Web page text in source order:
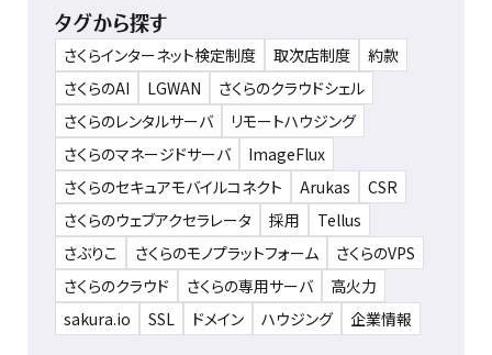
タグから探す
さくらインターネット検定制度 取次店制度
約款
さくらのAI
LGWAN
さくらのクラウドシェル
さくらのレンタルサーバ
リモートハウジング
さくらのマネージドサーバ
ImageFlux
さくらのセキュアモバイルコネクト
Arukas
CSR
さくらのウェブアクセラレータ
採用
Tellus
さぶりこ
さくらのモノプラットフォーム
さくらのVPS
さくらのクラウド
さくらの専用サーバ
高火力
sakura.io
SSL ドメイン ハウジング 企業情報